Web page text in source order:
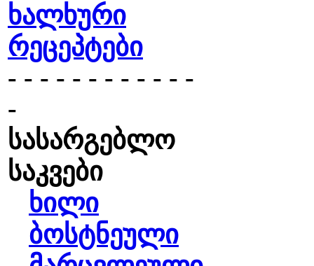
ხალხური
რეცეპტები
- - - - - - - - - - - -
-
სასარგებლო
საკვები
ხილი
ბოსტნეული